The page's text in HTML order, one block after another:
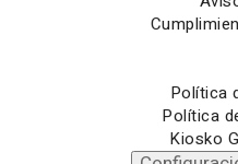
Política
Política
Kiosko